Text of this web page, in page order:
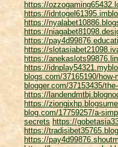
https://
https://
https://
https://
https://
https://
https://
https://
blogs.com/37165190/
blogger.com/37153435/
https://
https://
blog.com/17759257/a-
secrets https://
https://
https://